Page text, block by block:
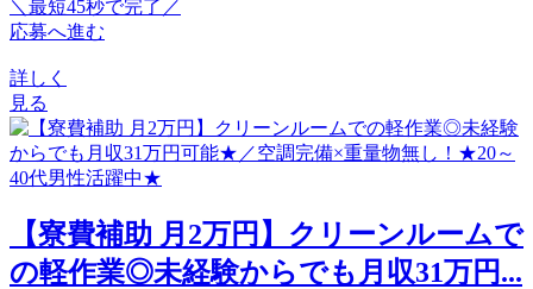
＼最短45秒で完了／
応募へ進む
詳しく
見る
【寮費補助 月2万円】クリーンルームで
の軽作業◎未経験からでも月収31万円...